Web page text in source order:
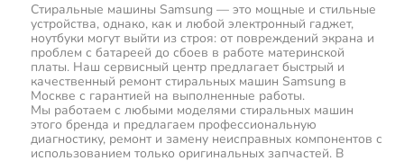
Стиральные машины Samsung — это мощные и стильные
устройства, однако, как и любой электронный гаджет,
ноутбуки могут выйти из строя: от повреждений экрана и
проблем с батареей до сбоев в работе материнской
платы. Наш сервисный центр предлагает быстрый и
качественный ремонт стиральных машин Samsung в
Москве с гарантией на выполненные работы.
Мы работаем с любыми моделями стиральных машин
этого бренда и предлагаем профессиональную
диагностику, ремонт и замену неисправных компонентов с
использованием только оригинальных запчастей. В